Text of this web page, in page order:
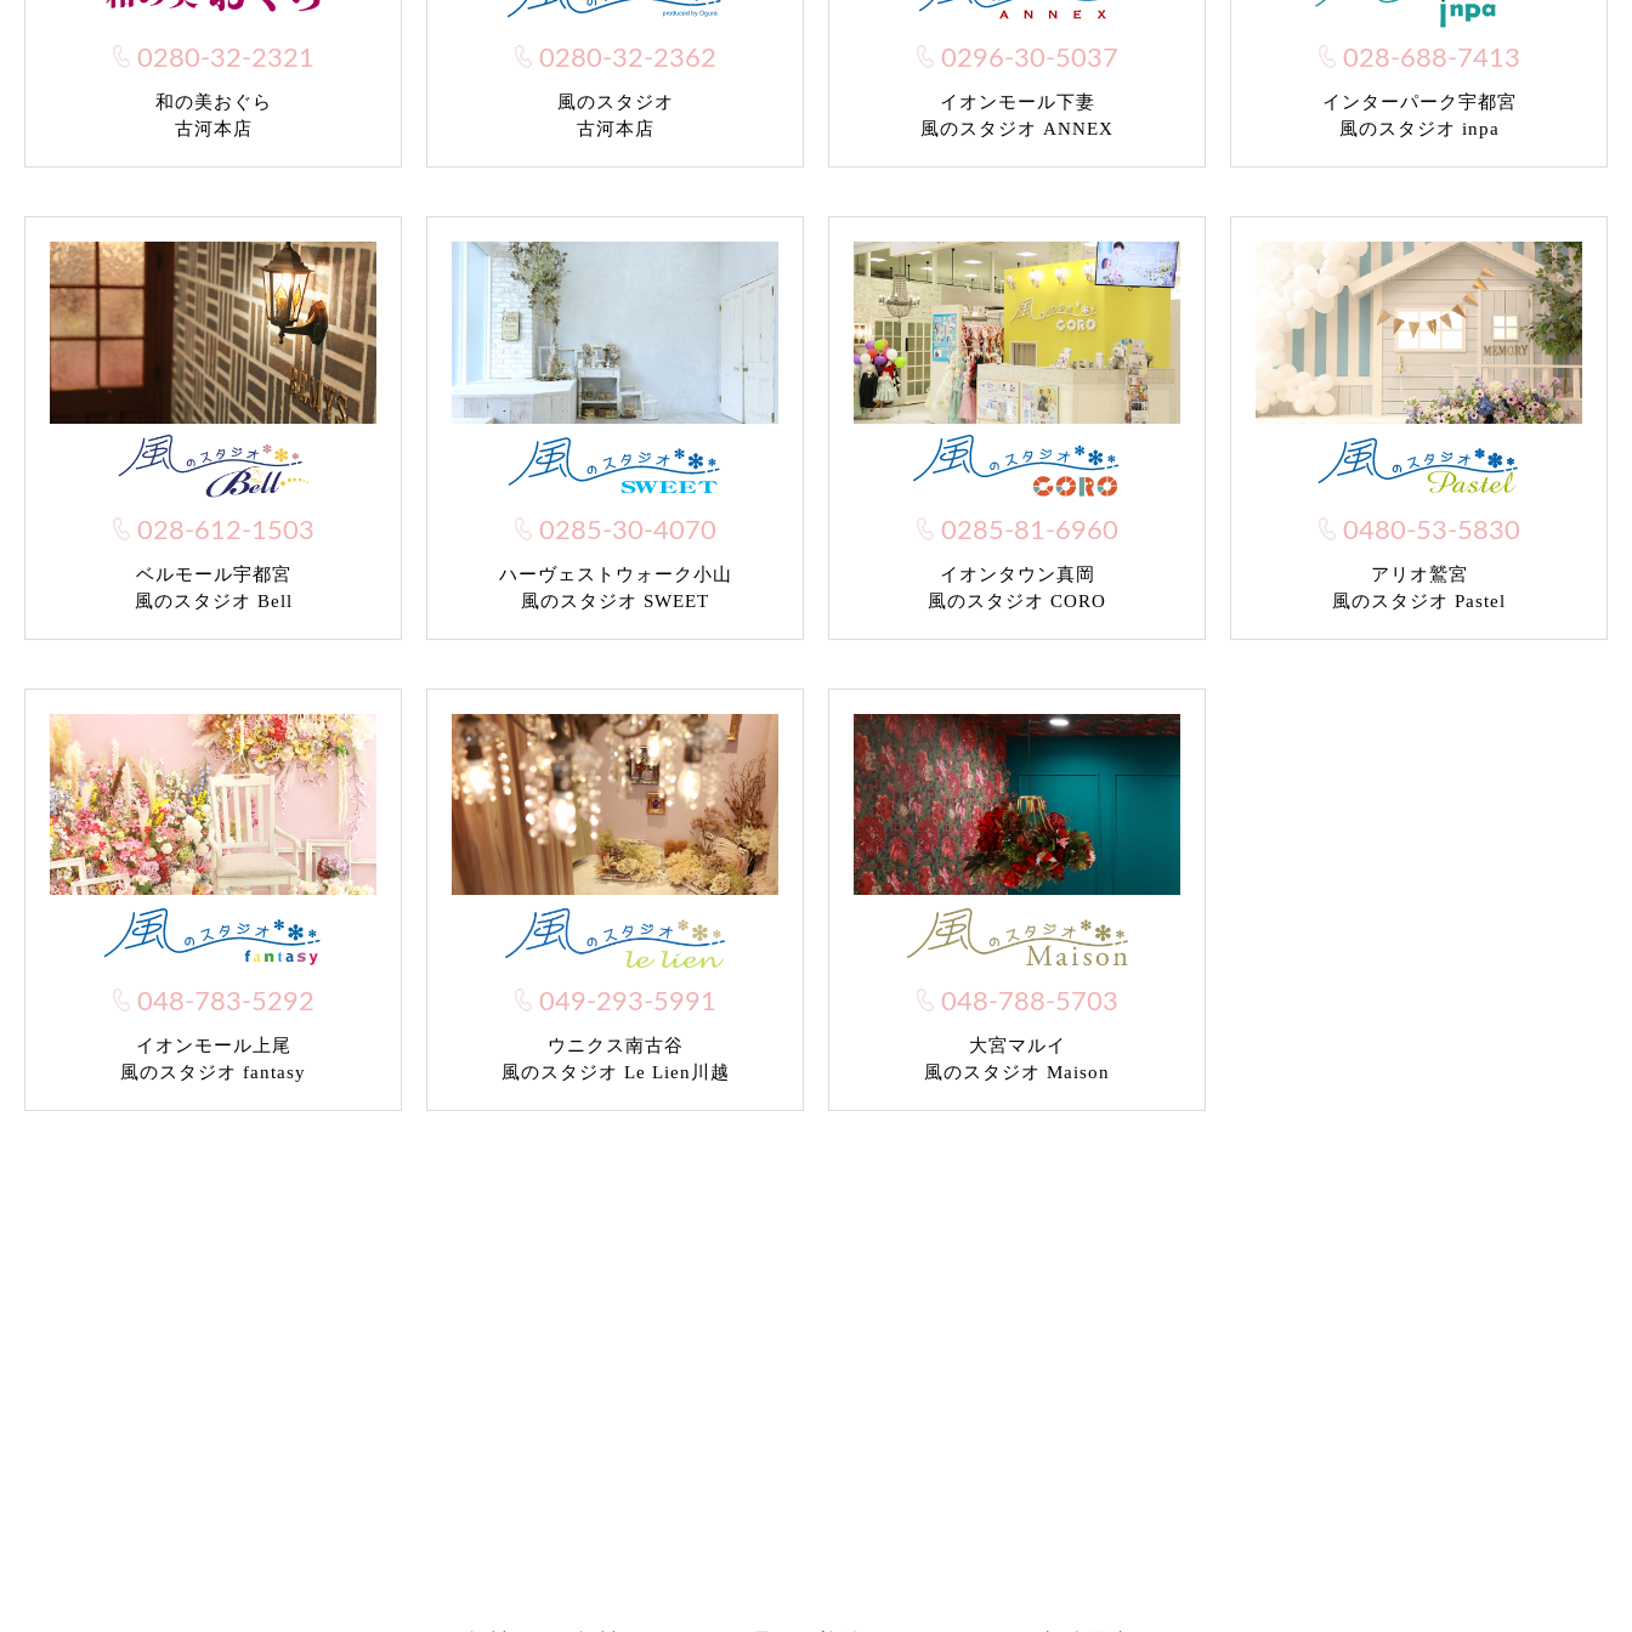
0280-32-2321
和の美おぐら
古河本店
0280-32-2362
風のスタジオ
古河本店
0296-30-5037
イオンモール下妻
風のスタジオ ANNEX
028-688-7413
インターパーク宇都宮
風のスタジオ inpa
028-612-1503
ベルモール宇都宮
風のスタジオ Bell
0285-30-4070
ハーヴェストウォーク小山
風のスタジオ SWEET
0285-81-6960
イオンタウン真岡
風のスタジオ CORO
0480-53-5830
アリオ鷲宮
風のスタジオ Pastel
048-783-5292
イオンモール上尾
風のスタジオ fantasy
049-293-5991
ウニクス南古谷
風のスタジオ Le Lien川越
048-788-5703
大宮マルイ
風のスタジオ Maison